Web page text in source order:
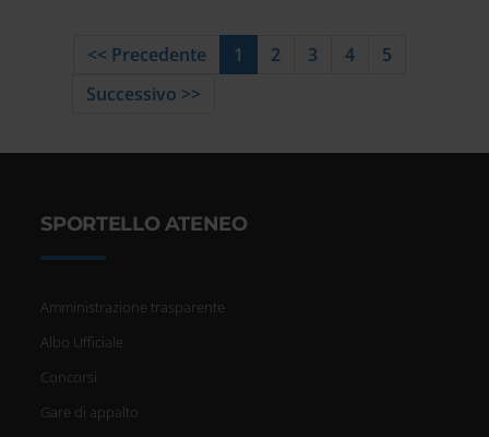
<< Precedente 1 2 3 4
5
Successivo >>
SPORTELLO ATENEO
Amministrazione trasparente
Albo Ufficiale
Concorsi
Gare di appalto